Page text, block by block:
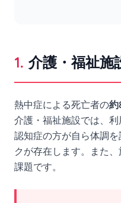
1. 介護・福祉施
熱中症による死亡者の約
介護・福祉施設では、利
認知症の方が自ら体調
クが存在します。また
課題です。